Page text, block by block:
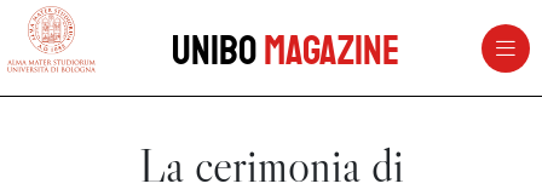
vai al contenuto della pagina
UniboMagazine
La cerimonia di